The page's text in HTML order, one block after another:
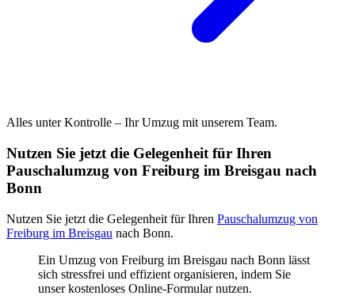
Alles unter Kontrolle – Ihr Umzug mit unserem Team.
Nutzen Sie jetzt die Gelegenheit für Ihren
Pauschalumzug von Freiburg im Breisgau nach
Bonn
Nutzen Sie jetzt die Gelegenheit für Ihren Pauschalumzug von
Freiburg im Breisgau nach Bonn.
Ein Umzug von Freiburg im Breisgau nach Bonn lässt
sich stressfrei und effizient organisieren, indem Sie
unser kostenloses Online-Formular nutzen.